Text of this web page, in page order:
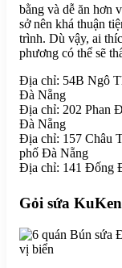
bằng và dễ ăn hơn
sở nên khá thuận
trình. Dù vậy, ai
phương có thể sẽ
Địa chỉ: 54B Ngô
Đà Nẵng
Địa chỉ: 202 Phan
Đà Nẵng
Địa chỉ: 157 Châu
phố Đà Nẵng
Địa chỉ: 141 Đống
Gỏi sứa KuKen